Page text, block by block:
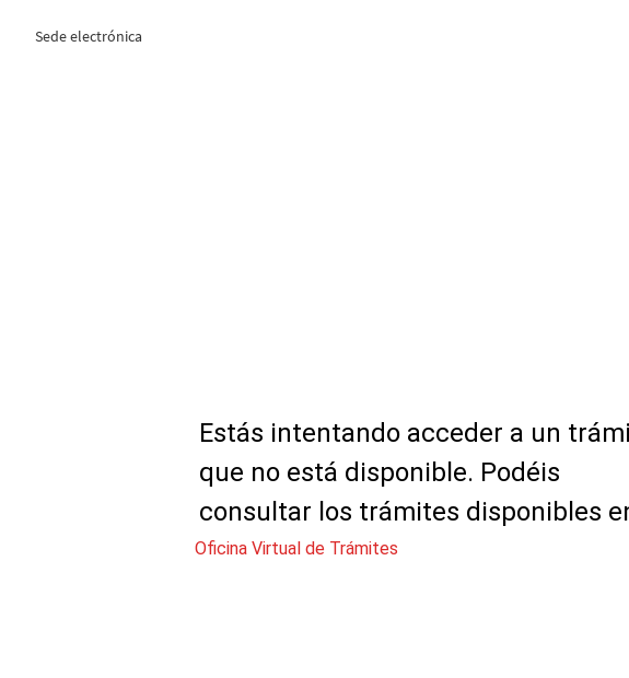
Sede electrónica
Estás intentando acceder a un
que no está disponible. Podéis
consultar los trámites disponibles
Oficina Virtual de Trámites